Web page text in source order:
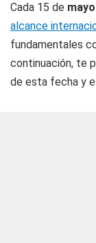
Cada 15 de mayo
alcance
fundamentales
continuación, te
de esta fecha y